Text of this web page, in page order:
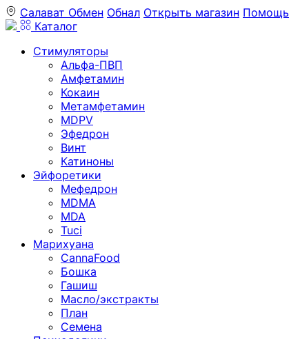
Салават Обмен Обнал Открыть магазин Помощь
Каталог
Стимуляторы
Альфа-ПВП
Амфетамин
Кокаин
Метамфетамин
MDPV
Эфедрон
Винт
Катиноны
Эйфоретики
Мефедрон
MDMA
MDA
Tuci
Марихуана
CannaFood
Бошка
Гашиш
Масло/экстракты
План
Семена